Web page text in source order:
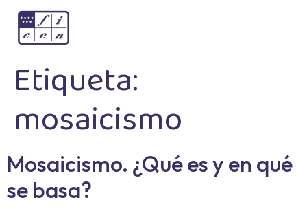
Etiqueta:
mosaicismo
Mosaicismo. ¿Qué es y en qué
se basa?